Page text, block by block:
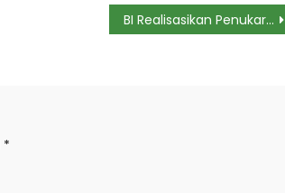
BI Realisasikan Penukaran Uang Tunai Kebutuhan Lebaran Rp 123,7 T
*